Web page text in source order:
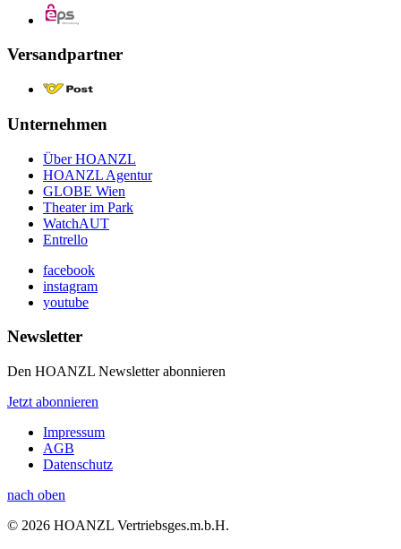
Versandpartner
Unternehmen
Über HOANZL
HOANZL Agentur
GLOBE Wien
Theater im Park
WatchAUT
Entrello
facebook
instagram
youtube
Newsletter
Den HOANZL Newsletter abonnieren
Jetzt abonnieren
Impressum
AGB
Datenschutz
nach oben
© 2026 HOANZL Vertriebsges.m.b.H.